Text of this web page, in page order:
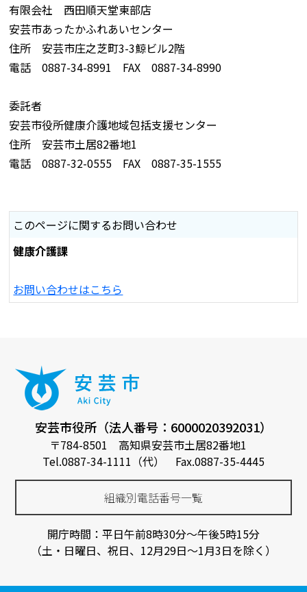
有限会社 西田順天堂東部店
安芸市あったかふれあいセンター
住所 安芸市庄之芝町3-3鯨ビル2階
電話 0887-34-8991 FAX 0887-34-8990
委託者
安芸市役所健康介護地域包括支援センター
住所 安芸市土居82番地1
電話 0887-32-0555 FAX 0887-35-1555
このページに関するお問い合わせ
健康介護課
お問い合わせはこちら
安芸市役所（法人番号：6000020392031）
〒784-8501 高知県安芸市土居82番地1
Tel.0887-34-1111（代） Fax.0887-35-4445
組織別電話番号一覧
開庁時間：平日午前8時30分～午後5時15分
（土・日曜日、祝日、12月29日～1月3日を除く）